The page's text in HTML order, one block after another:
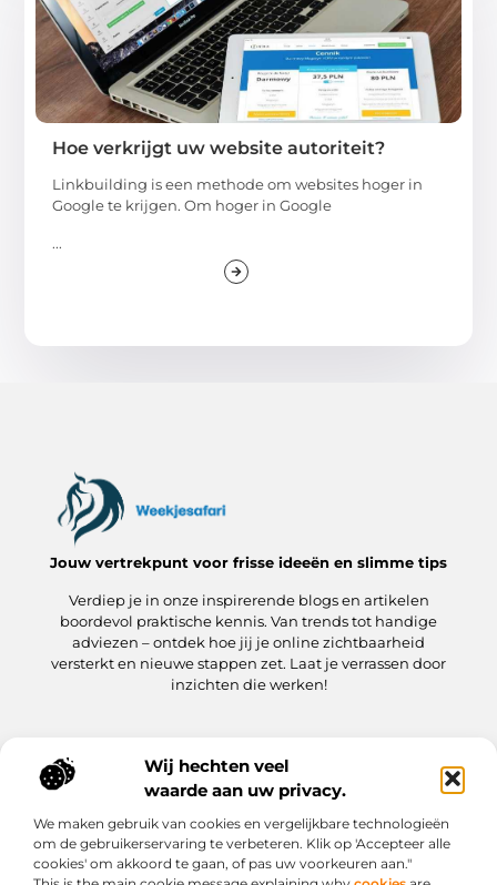
Wij hechten veel
waarde aan uw privacy.
We maken gebruik van cookies en vergelijkbare technologieën
om de gebruikerservaring te verbeteren. Klik op 'Accepteer alle
cookies' om akkoord te gaan, of pas uw voorkeuren aan."
Hoe verkrijgt uw website autoriteit?
Linkbuilding is een methode om websites hoger in
Google te krijgen. Om hoger in Google
...
Jouw vertrekpunt voor frisse ideeën en slimme tips
Verdiep je in onze inspirerende blogs en artikelen
boordevol praktische kennis. Van trends tot handige
adviezen – ontdek hoe jij je online zichtbaarheid
versterkt en nieuwe stappen zet. Laat je verrassen door
inzichten die werken!
Onze informatie
Bericht categorie